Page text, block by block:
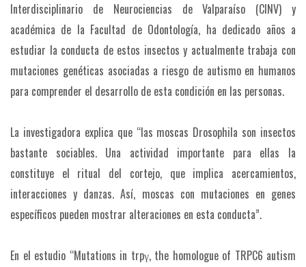
Interdisciplinario de Neurociencias de Valparaíso (CINV) y
académica de la Facultad de Odontología, ha dedicado años a
estudiar la conducta de estos insectos y actualmente trabaja con
mutaciones genéticas asociadas a riesgo de autismo en humanos
para comprender el desarrollo de esta condición en las personas.
La investigadora explica que “las moscas Drosophila son insectos
bastante sociables. Una actividad importante para ellas la
constituye el ritual del cortejo, que implica acercamientos,
interacciones y danzas. Así, moscas con mutaciones en genes
específicos pueden mostrar alteraciones en esta conducta”.
En el estudio “Mutations in trpγ, the homologue of TRPC6 autism